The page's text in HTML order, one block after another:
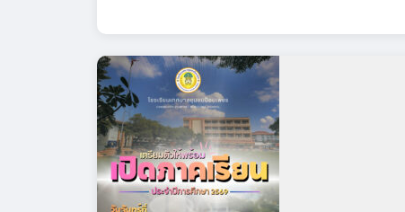
โรงเรียนเทศบาลชุมชนป้อมเพชร ขอขอบพระคุณอาจารย์อนุ
รุทธ์ บูรณพงษ์ ประธานคณะกรรมการสถานศึกษาขั้นพื้น
ฐาน และคณะกรรมการทุกท่าน ที่ร่วมประชุมคณะกรรมการ
สถานศึกษาขั้นพื้นฐาน ครั้งที่ 1/2569 เพื่อพิจารณาเห็นชอบ
เกี่ยวกับค่าเป้าหมายตามมาตรฐานการศึกษา ระดับปฐมวัย...